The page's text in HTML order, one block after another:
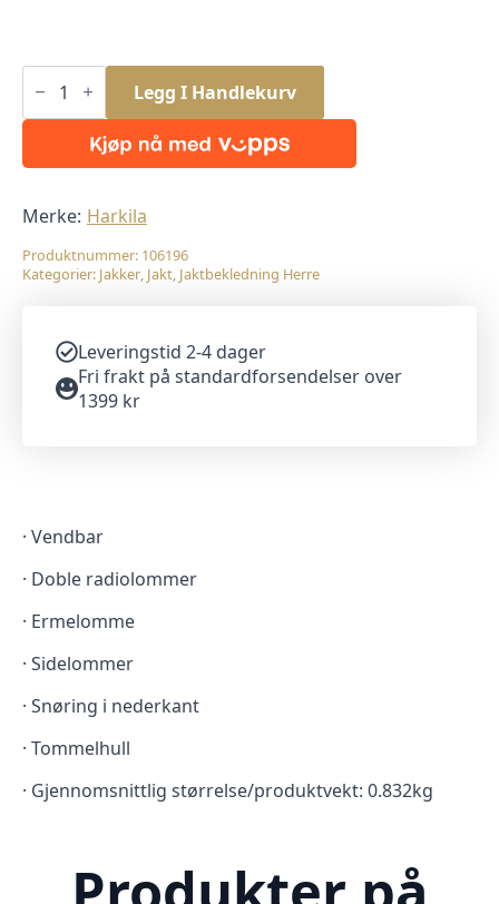
Harkila
Kamko
Forest
night/Rustique
Clay
Legg I Handlekurv
Merke: Harkila
Produktnummer: 106196
Kategorier: Jakker Jakt Jaktbekledning Herre
Leveringstid 2-4 dager
Fri frakt på standardforsendelser over
1399 kr
· Vendbar
· Doble radiolommer
· Ermelomme
· Sidelommer
· Snøring i nederkant
· Tommelhull
· Gjennomsnittlig størrelse/produktvekt: 0.832kg